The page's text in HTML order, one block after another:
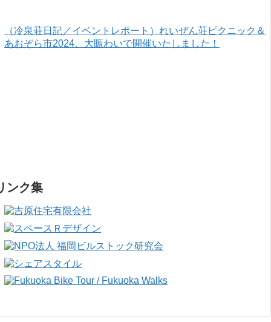
（冷泉荘日記／イベントレポート）れいぜん荘ピクニック＆
あおぞら市2024、大賑わいで開催いたしました！
ンク集